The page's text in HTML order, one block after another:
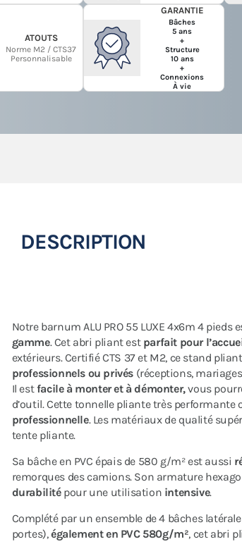
ATOUTS
Norme M2 / CTS37
Personnalisable
GARANTIE
Bâches
5 ans
+
Structure
10 ans
+
Connexions
À vie
DESCRIPTION
Notre barnum ALU PRO 55 LUXE 4x6m 4
gamme. Cet abri pliant estparfait pour
extérieurs. Certifié CTS 37 et M2, ce stand
professionnels ou privés (réceptions,
Il estfacile à monter et à démonter,vous
d’outil. Cette tonnelle pliante très performante
professionnelle. Les matériaux de qualité
tente pliante.
Sa bâche en PVC épais de 580 g/m² est aussi
remorques des camions. Son armature
durabilitépour une utilisation intensive.
Complété par un ensemble de 4 bâches
portes),également en PVC 580g/m², cet abri